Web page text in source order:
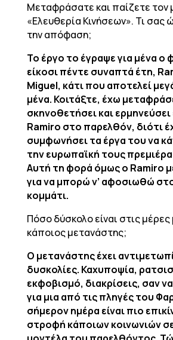
Μεταφράσατε και παίζετε τον
«Ελευθερία Κινήσεων». Τι σας
την απόφαση;
Το έργο το έγραψε για μένα ο
είκοσι πέντε συναπτά έτη,
Miguel, κάτι που αποτελεί
μένα. Κοιτάξτε, έχω
σκηνοθετήσει και
Ramiro στο παρελθόν, διότι
συμφωνήσει τα έργα του να
την ευρωπαϊκή τους
Αυτή τη φορά όμως ο Ramiro
για να μπορώ ν’ αφοσιωθώ
κομμάτι.
Πόσο δύσκολο είναι στις μέρες
κάποιος μετανάστης;
Ο μετανάστης έχει
δυσκολίες. Καχυποψία,
εκφοβισμό, διακρίσεις, σαν
για μια από τις πληγές του
σήμερον ημέρα είναι πιο
στροφή κάποιων κοινωνιών